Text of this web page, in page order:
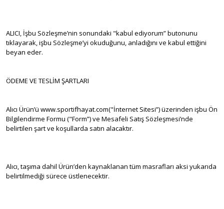
ALICI, İşbu Sözleşme’nin sonundaki "kabul ediyorum” butonunu
tıklayarak, işbu Sözleşme’yi okuduğunu, anladığını ve kabul ettiğini
beyan eder.
ÖDEME VE TESLİM ŞARTLARI
Alıcı Ürün’ü www.sportifhayat.com("İnternet Sitesi”) üzerinden işbu Ön
Bilgilendirme Formu ("Form”) ve Mesafeli Satış Sözleşmesi’nde
belirtilen şart ve koşullarda satın alacaktır.
Alıcı, taşıma dahil Ürün’den kaynaklanan tüm masrafları aksi yukarıda
belirtilmediği sürece üstlenecektir.